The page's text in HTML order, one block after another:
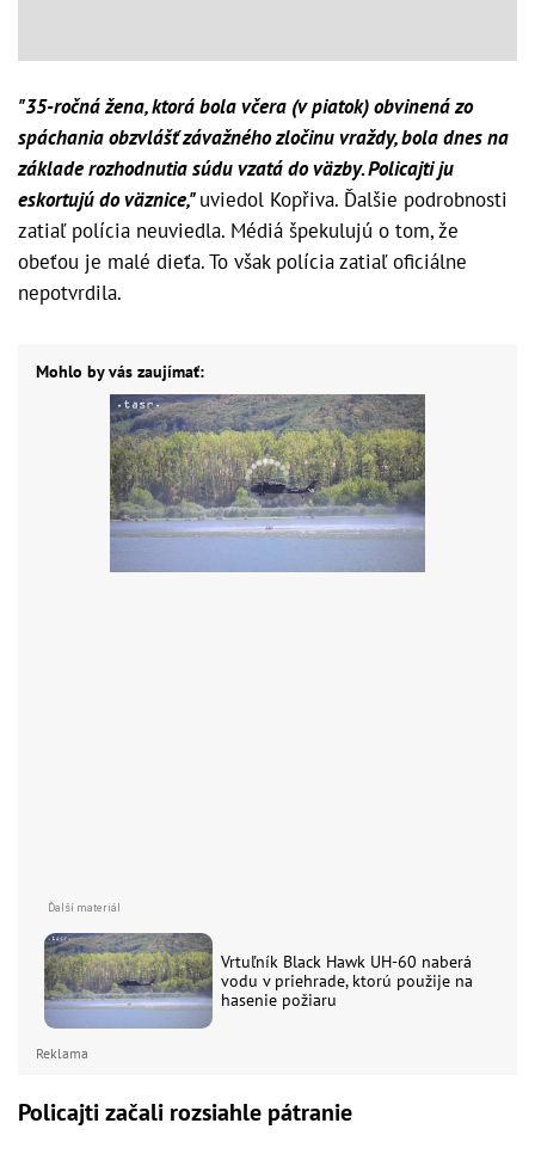
"35-ročná žena, ktorá bola včera (v piatok) obvinená zo
spáchania obzvlášť závažného zločinu vraždy, bola dnes na
základe rozhodnutia súdu vzatá do väzby. Policajti ju
eskortujú do väznice,"uviedol Kopřiva. Ďalšie podrobnosti
zatiaľ polícia neuviedla. Médiá špekulujú o tom, že
obeťou je malé dieťa. To však polícia zatiaľ oficiálne
nepotvrdila.
Mohlo by vás zaujímať:
Vrtuľník Black Hawk UH-60 naberá
vodu v priehrade, ktorú použije na
hasenie požiaru
Reklama
Policajti začali rozsiahle pátranie